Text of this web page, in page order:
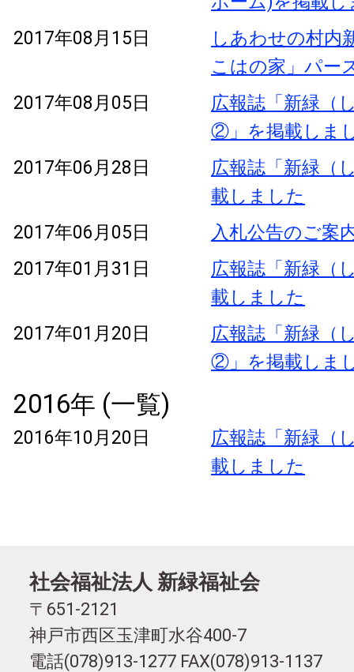
2017年08月15日
しあわせの村内
こはの家」パー
2017年08月05日
広報誌「新緑（
②」を掲載しま
2017年06月28日
広報誌「新緑（
載しました
2017年06月05日
入札公告のご案
2017年01月31日
広報誌「新緑（
載しました
2017年01月20日
広報誌「新緑（
②」を掲載しま
2016年 (一覧)
2016年10月20日
広報誌「新緑（
載しました
社会福祉法人 新緑福祉会
〒651-2121
神戸市西区玉津町水谷400-7
電話(078)913-1277 FAX(078)913-1137